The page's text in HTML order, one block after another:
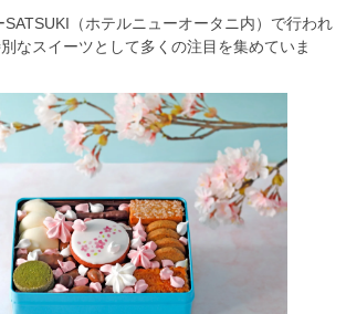
（ホテルニューオータニ内）で行われ
なスイーツとして多くの注目を集めていま